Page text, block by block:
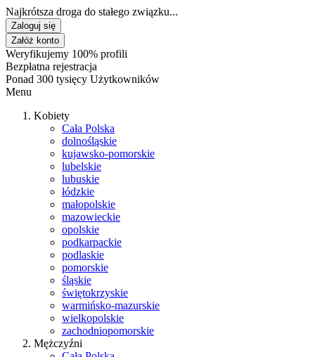
Najkrótsza droga do stałego związku...
Zaloguj się
Załóż konto
Weryfikujemy 100% profili
Bezpłatna rejestracja
Ponad 300 tysięcy Użytkowników
Menu
Kobiety
Cała Polska
dolnośląskie
kujawsko-pomorskie
lubelskie
lubuskie
łódzkie
małopolskie
mazowieckie
opolskie
podkarpackie
podlaskie
pomorskie
śląskie
świętokrzyskie
warmińsko-mazurskie
wielkopolskie
zachodniopomorskie
Mężczyźni